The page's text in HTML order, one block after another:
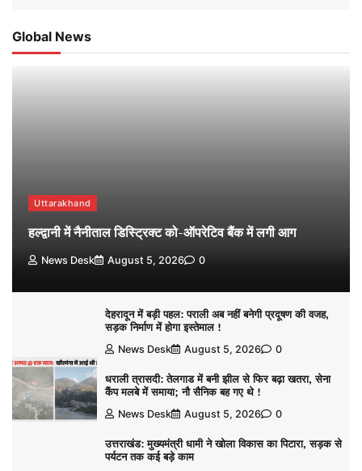
Global News
Uttarakhand
हल्द्वानी में नैनीताल डिस्ट्रिक्ट को-ऑपरेटिव बैंक में लगी आग
News Desk August 5, 2026 0
देहरादून में बड़ी पहल: पराली अब नहीं बनेगी प्रदूषण की वजह,
सड़क निर्माण में होगा इस्तेमाल !
News Desk August 5, 2026 0
धराली त्रासदी: तेलगाड में बनी झील से फिर बढ़ा खतरा, सेना
कैंप मलबे में समाया; नौ सैनिक बह गए थे !
News Desk August 5, 2026 0
उत्तराखंड: मुख्यमंत्री धामी ने खोला विकास का पिटारा, सड़क से
पर्यटन तक कई बड़े काम